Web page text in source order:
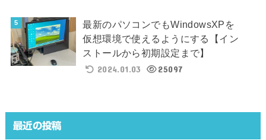
最新のパソコンでもWindowsXPを
仮想環境で使えるようにする【イン
ストールから初期設定まで】
2024.01.03
25097
最近の投稿